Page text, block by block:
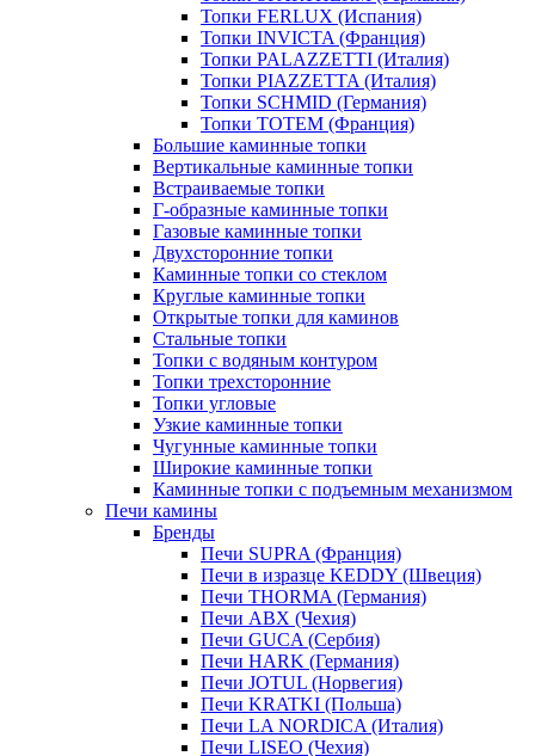
Топки FERLUX (Испания)
Топки INVICTA (Франция)
Топки PALAZZETTI (Италия)
Топки PIAZZETTA (Италия)
Топки SCHMID (Германия)
Топки TOTEM (Франция)
Большие каминные топки
Вертикальные каминные топки
Встраиваемые топки
Г-образные каминные топки
Газовые каминные топки
Двухсторонние топки
Каминные топки со стеклом
Круглые каминные топки
Открытые топки для каминов
Стальные топки
Топки с водяным контуром
Топки трехсторонние
Топки угловые
Узкие каминные топки
Чугунные каминные топки
Широкие каминные топки
Каминные топки с подъемным механизмом
Печи камины
Бренды
Печи SUPRA (Франция)
Печи в изразце KEDDY (Швеция)
Печи THORMA (Германия)
Печи ABX (Чехия)
Печи GUCA (Сербия)
Печи HARK (Германия)
Печи JOTUL (Норвегия)
Печи KRATKI (Польша)
Печи LA NORDICA (Италия)
Печи LISEO (Чехия)